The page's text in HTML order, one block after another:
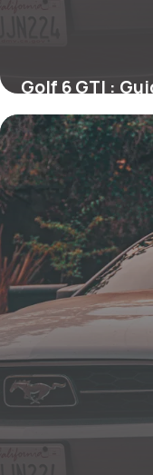
Golf 6 GTI :
17 mai 2026